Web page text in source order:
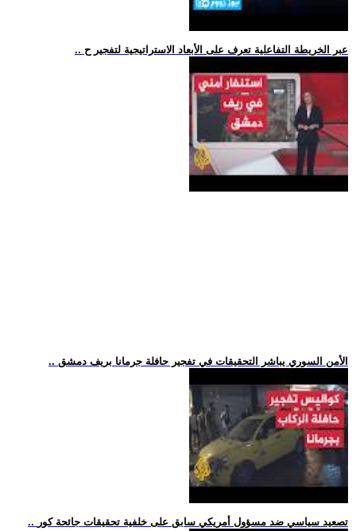
.. عبر الخريطة التفاعلية تعرف على الأبعاد الاستراتيجية لتفجير ح
.. الأمن السوري يباشر التحقيقات في تفجير حافلة جرمانا بريف دمشق
.. تصعيد سياسي ضد مسؤول أمريكي سابق على خلفية تحقيقات جائحة كور